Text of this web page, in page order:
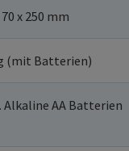
70 x 250 mm
(mit Batterien)
Alkaline AA Batterien